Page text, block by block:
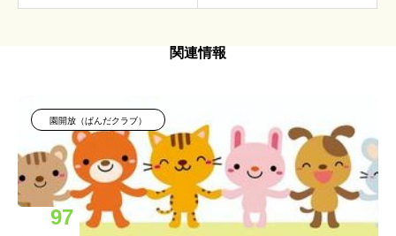
関連情報
園開放（ぱんだクラブ）
97